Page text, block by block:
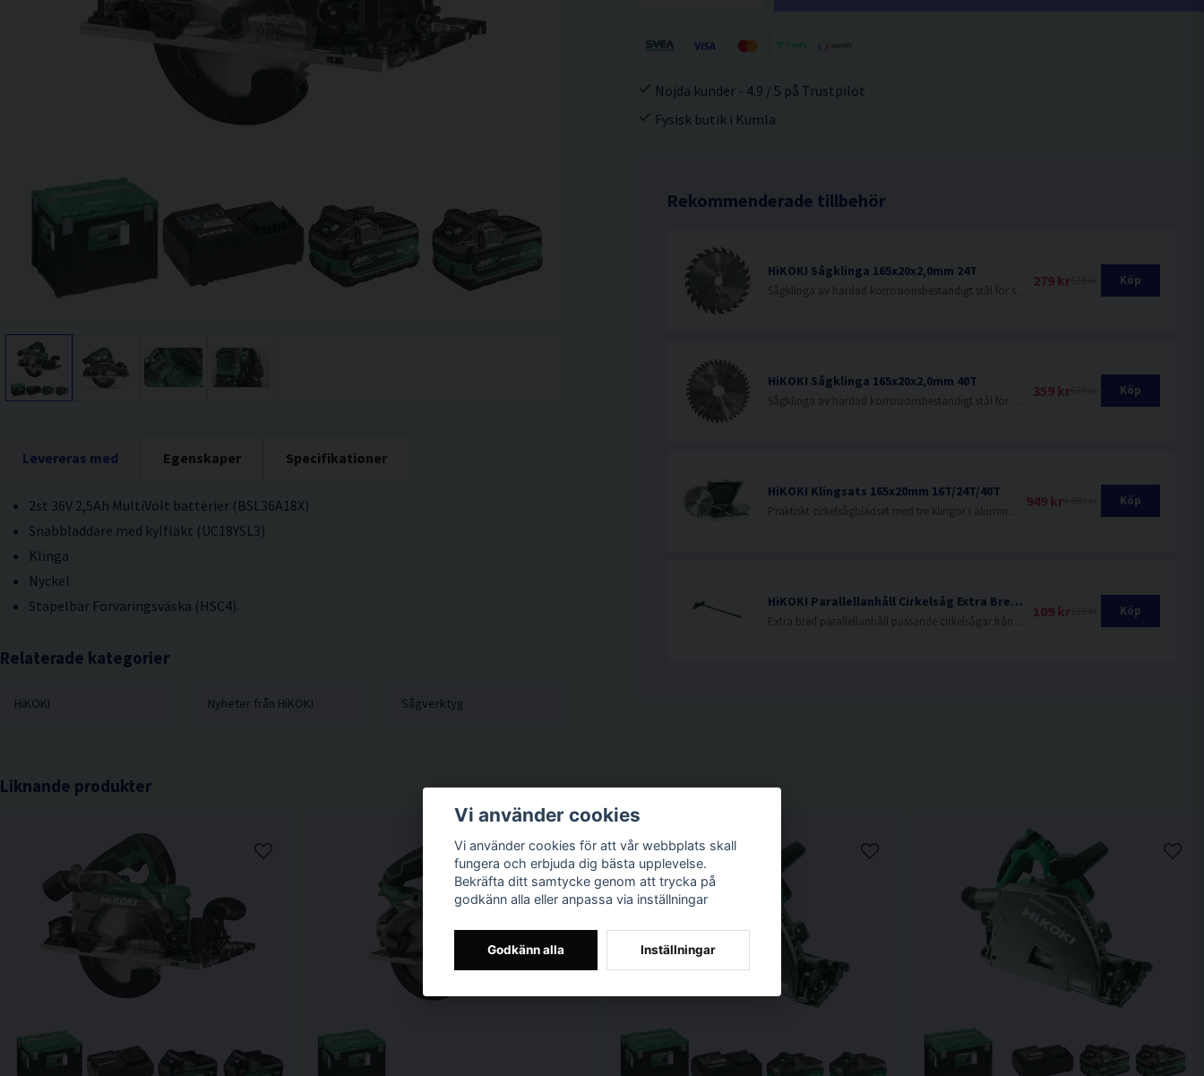
Levereras med Egenskaper Specifikationer
2st 36V 2,5Ah MultiVolt batterier (BSL36A18X)
Snabbladdare med kylfläkt (UC18YSL3)
Klinga
Nyckel
Stapelbar Förvaringsväska (HSC4).
Relaterade kategorier
HiKOKI Nyheter från HiKOKI Sågverktyg
Nöjda kunder - 4.9 / 5 på Trustpilot
Fysisk butik i Kumla
Rekommenderade tillbehör
HiKOKI Sågklinga 165x20x2,0mm 24T
279 kr Köp
HiKOKI Sågklinga 165x20x2,0mm 40T
359 kr Köp
HiKOKI Klingsats 165x20mm 16T/24T/40T
949 kr Köp
HiKOKI Parallellanhåll Cirkelsåg Extra Bred 300mm
109 kr Köp
Liknande produkter
Vi använder cookies
Vi använder cookies för att vår webbplats skall
fungera och erbjuda dig bästa upplevelse.
Bekräfta ditt samtycke genom att trycka på
godkänn alla eller anpassa via inställningar
Godkänn alla Inställningar